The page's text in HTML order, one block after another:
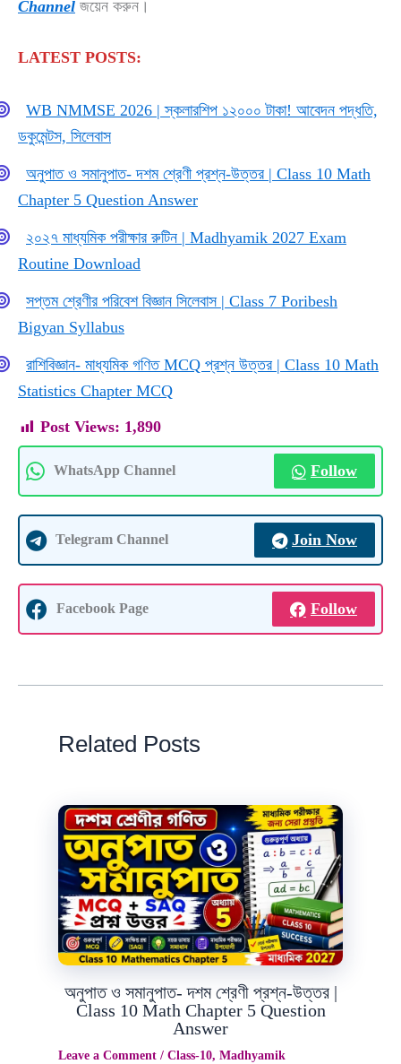
Channel জয়েন করুন।
LATEST POSTS:
WB NMMSE 2026 | স্কলারশিপ ১২০০০ টাকা! আবেদন পদ্ধতি,
ডকুমেন্টস, সিলেবাস
অনুপাত ও সমানুপাত- দশম শ্রেণী প্রশ্ন-উত্তর | Class 10 Math
Chapter 5 Question Answer
২০২৭ মাধ্যমিক পরীক্ষার রুটিন | Madhyamik 2027 Exam
Routine Download
সপ্তম শ্রেণীর পরিবেশ বিজ্ঞান সিলেবাস | Class 7 Poribesh
Bigyan Syllabus
রাশিবিজ্ঞান- মাধ্যমিক গণিত MCQ প্রশ্ন উত্তর | Class 10 Math
Statistics Chapter MCQ
Post Views: 1,890
WhatsApp Channel Follow
Telegram Channel Join Now
Facebook Page Follow
Related Posts
Jul
18
2026
অনুপাত ও সমানুপাত- দশম শ্রেণী প্রশ্ন-উত্তর |
Class 10 Math Chapter 5 Question
Answer
Leave a Comment / Class-10, Madhyamik